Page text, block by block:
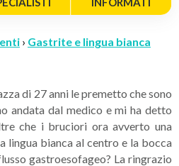
› Gastrite e lingua bianca
di 27 anni le premetto che sono
andata dal medico e mi ha detto
che i bruciori ora avverto una
lingua bianca al centro e la bocca
gastroesofageo? La ringrazio